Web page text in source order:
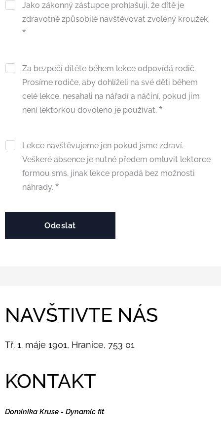
Jako zákonný zástupce prohlašuji, že dítě je
zdravotně způsobilé navštěvovat zvolený kroužek.
Za bezpečí dítěte během lekce odpovídá rodič.
Prosíme rodiče, aby dohlíželi na své děti během
celé lekce, nesahali na nářadí a náčiní, pokud jim
není lektorkou dovoleno je používat.
Lekce navštěvujeme jen pokud jsme zdraví.
Veškeré absence je nutné předem omluvit lektorce
formou sms, jinak lekce propadá bez možnosti
náhrady.
Odeslat
NAVŠTIVTE NÁS
Tř. 1. máje 1901, Hranice, 753 01
KONTAKT
Dominika Kruse - Dynamic fit